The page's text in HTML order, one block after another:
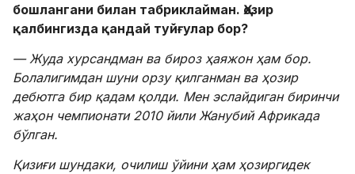
бошлангани билан табриклайман. Ҳозир
қалбингизда қандай туйғулар бор?
— Жуда хурсандман ва бироз ҳаяжон ҳам бор.
Болалигимдан шуни орзу қилганман ва ҳозир
дебютга бир қадам қолди. Мен эслайдиган биринчи
жаҳон чемпионати 2010 йили Жанубий Африкада
бўлган.
Қизиғи шундаки, очилиш ўйини ҳам ҳозиргидек